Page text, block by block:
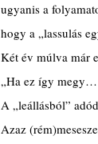
ugyanis a
hogy a „lassulás
Két év múlva már
„Ha ez így
A „leállásból”
Azaz